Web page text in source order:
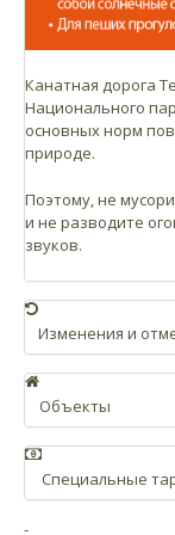
Канатная дорога
Национального
основных норм
природе.
Поэтому, не
и не разводите
звуков.
Изменения и
погодные условия
вы посетите
вам вернут
дороги и
за ребенка.
Объекты
сооружений, для
ожидания с Wi-Fi,
Базовая станция
Специальные
-